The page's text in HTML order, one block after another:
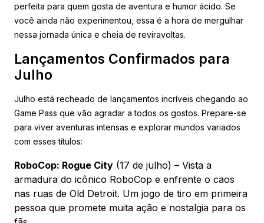
perfeita para quem gosta de aventura e humor ácido. Se
você ainda não experimentou, essa é a hora de mergulhar
nessa jornada única e cheia de reviravoltas.
Lançamentos Confirmados para
Julho
Julho está recheado de lançamentos incríveis chegando ao
Game Pass que vão agradar a todos os gostos. Prepare-se
para viver aventuras intensas e explorar mundos variados
com esses títulos:
RoboCop: Rogue City (17 de julho) – Vista a
armadura do icônico RoboCop e enfrente o caos
nas ruas de Old Detroit. Um jogo de tiro em primeira
pessoa que promete muita ação e nostalgia para os